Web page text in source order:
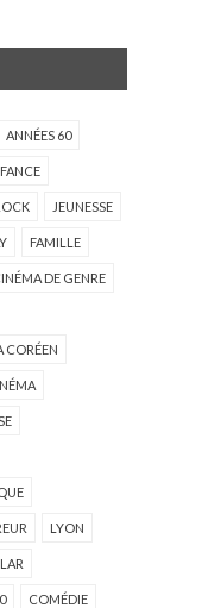
ANNÉES 60
JEUNESSE
FAMILLE
DE GENRE
CORÉEN
LYON
COMÉDIE